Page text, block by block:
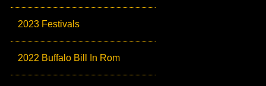
2023 Festivals
2022 Buffalo Bill In Rom